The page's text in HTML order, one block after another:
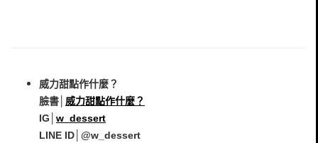
威力甜點作什麼？
臉書│ 威力甜點作什麼？
IG│ w_dessert
LINE ID│@w_dessert